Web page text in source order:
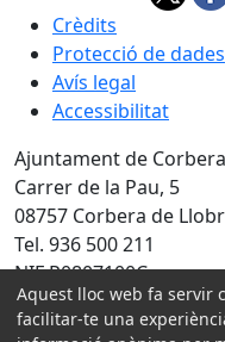
Crèdits
Protecció de dades
Avís legal
Accessibilitat
Ajuntament de
Carrer de la Pau, 5
08757 Corbera de
Tel. 936 500 211
NIF P0807100C
Amb la col·laboració de:
Aquest lloc web fa servir
facilitar-te una